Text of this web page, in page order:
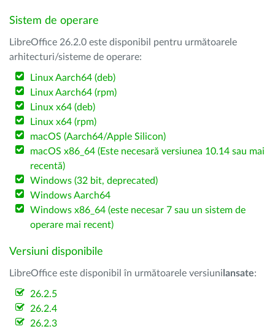
Sistem de operare
LibreOffice 26.2.0 este disponibil pentru următoarele
arhitecturi/sisteme de operare:
Linux Aarch64 (deb)
Linux Aarch64 (rpm)
Linux x64 (deb)
Linux x64 (rpm)
macOS (Aarch64/Apple Silicon)
macOS x86_64 (Este necesară versiunea 10.14 sau mai
recentă)
Windows (32 bit, deprecated)
Windows Aarch64
Windows x86_64 (este necesar 7 sau un sistem de
operare mai recent)
Versiuni disponibile
LibreOffice este disponibil în următoarele versiuni lansate:
26.2.5
26.2.4
26.2.3